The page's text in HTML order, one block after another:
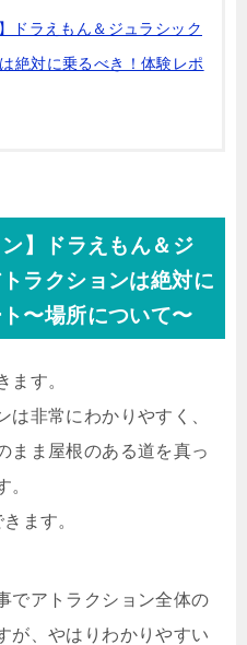
ドラえもん＆ジュラシック
絶対に乗るべき！体験レポ
】ドラえもん＆ジ
ラクションは絶対に
〜場所について〜
ます。
は非常にわかりやすく、
まま屋根のある道を真っ
。
ます。
でアトラクション全体の
が、やはりわかりやすい